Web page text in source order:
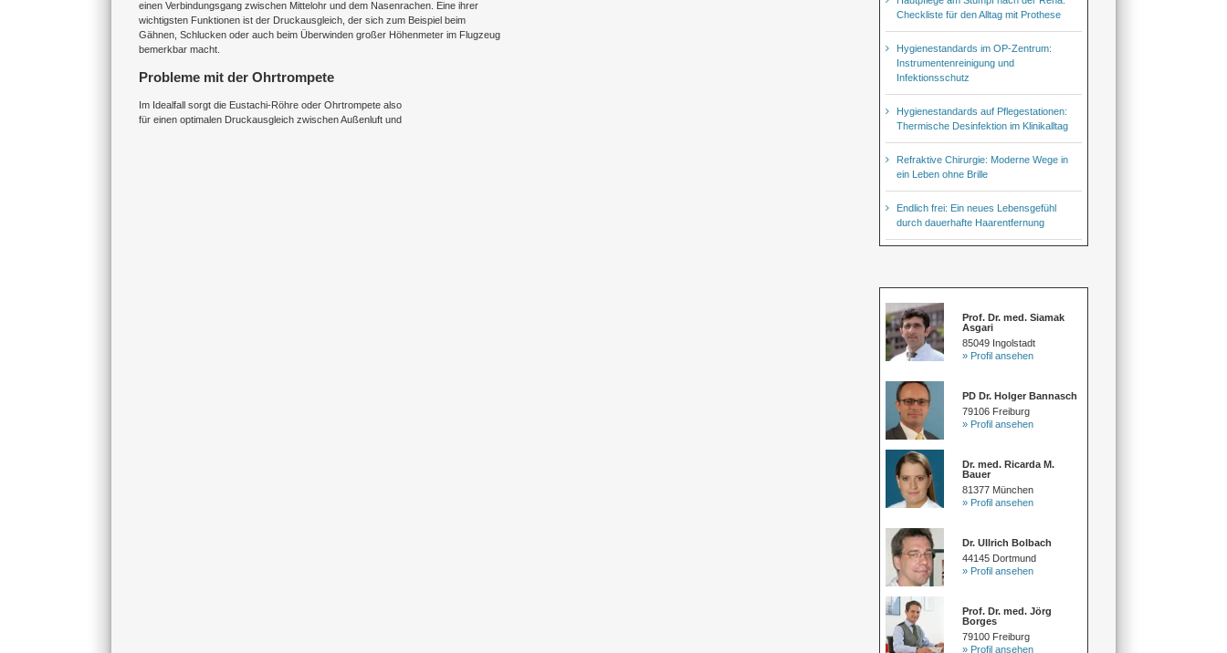
einen Verbindungsgang zwischen Mittelohr und dem Nasenrachen. Eine ihrer
wichtigsten Funktionen ist der Druckausgleich, der sich zum Beispiel beim
Gähnen, Schlucken oder auch beim Überwinden großer Höhenmeter im Flugzeug
bemerkbar macht.
Probleme mit der Ohrtrompete
Im Idealfall sorgt die Eustachi-Röhre oder Ohrtrompete also
für einen optimalen Druckausgleich zwischen Außenluft und
Checkliste für den Alltag mit Prothese
Hygienestandards im OP-Zentrum:
Instrumentenreinigung und
Infektionsschutz
Hygienestandards auf Pflegestationen:
Thermische Desinfektion im Klinikalltag
Refraktive Chirurgie: Moderne Wege in
ein Leben ohne Brille
Endlich frei: Ein neues Lebensgefühl
durch dauerhafte Haarentfernung
Prof. Dr. med. Siamak
Asgari
85049 Ingolstadt
» Profil ansehen
PD Dr. Holger Bannasch
79106 Freiburg
» Profil ansehen
Dr. med. Ricarda M.
Bauer
81377 München
» Profil ansehen
Dr. Ullrich Bolbach
44145 Dortmund
» Profil ansehen
Prof. Dr. med. Jörg
Borges
79100 Freiburg
» Profil ansehen